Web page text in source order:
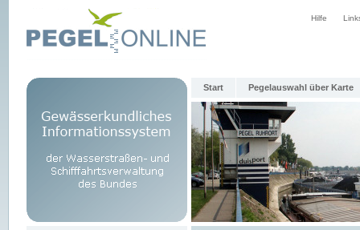
Hilfe
Start Pegelauswahl über Karte